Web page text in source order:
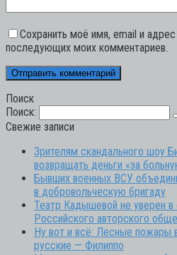
Сохранить моё имя, email и
последующих моих комментариев.
Поиск
Поиск:
Свежие записи
Зрителям скандального шоу
возвращать деньги «за
Бывших военных ВСУ
в добровольческую бригаду
Театр Кадышевой не уверен в
Российского авторского
Ну вот и всё: Лесные пожары
русские — Филиппо